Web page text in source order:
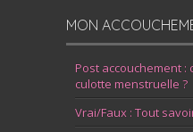
MON
Post accouchement :
culotte menstruelle ?
Vrai/Faux : Tout